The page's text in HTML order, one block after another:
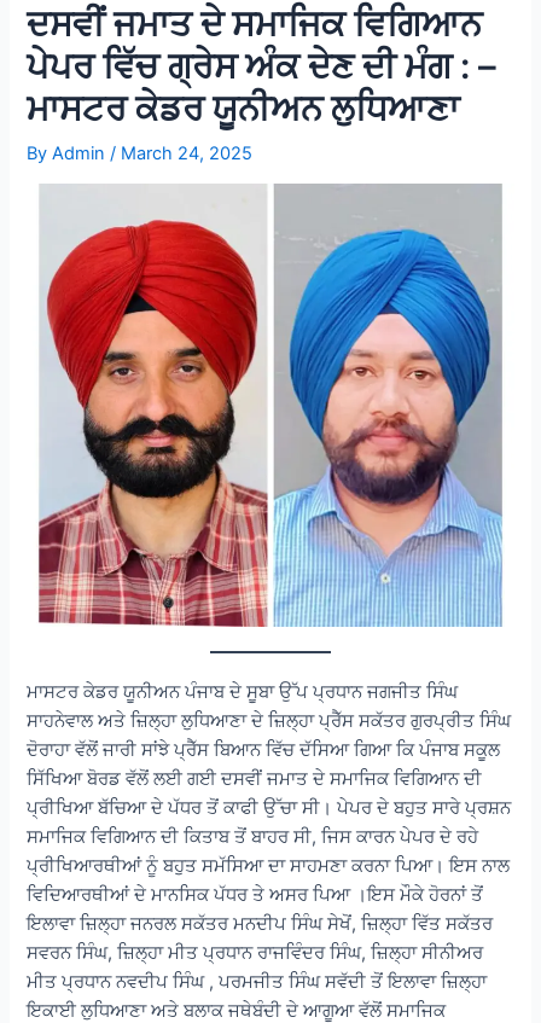
ਦਸਵੀਂ ਜਮਾਤ ਦੇ ਸਮਾਜਿਕ ਵਿਗਿਆਨ
ਪੇਪਰ ਵਿੱਚ ਗ੍ਰੇਸ ਅੰਕ ਦੇਣ ਦੀ ਮੰਗ : –
ਮਾਸਟਰ ਕੇਡਰ ਯੂਨੀਅਨ ਲੁਧਿਆਣਾ
ByAdmin/ March 24, 2025
ਮਾਸਟਰ ਕੇਡਰ ਯੂਨੀਅਨ ਪੰਜਾਬ ਦੇ ਸੂਬਾ ਉੱਪ ਪ੍ਰਧਾਨ ਜਗਜੀਤ ਸਿੰਘ
ਸਾਹਨੇਵਾਲ ਅਤੇ ਜ਼ਿਲ੍ਹਾ ਲੁਧਿਆਣਾ ਦੇ ਜ਼ਿਲ੍ਹਾ ਪ੍ਰੈੱਸ ਸਕੱਤਰ ਗੁਰਪ੍ਰੀਤ ਸਿੰਘ
ਦੋਰਾਹਾ ਵੱਲੋਂ ਜਾਰੀ ਸਾਂਝੇ ਪ੍ਰੈੱਸ ਬਿਆਨ ਵਿੱਚ ਦੱਸਿਆ ਗਿਆ ਕਿ ਪੰਜਾਬ ਸਕੂਲ
ਸਿੱਖਿਆ ਬੋਰਡ ਵੱਲੋਂ ਲਈ ਗਈ ਦਸਵੀਂ ਜਮਾਤ ਦੇ ਸਮਾਜਿਕ ਵਿਗਿਆਨ ਦੀ
ਪ੍ਰੀਖਿਆ ਬੱਚਿਆ ਦੇ ਪੱਧਰ ਤੋਂ ਕਾਫੀ ਉੱਚਾ ਸੀ। ਪੇਪਰ ਦੇ ਬਹੁਤ ਸਾਰੇ ਪ੍ਰਸ਼ਨ
ਸਮਾਜਿਕ ਵਿਗਿਆਨ ਦੀ ਕਿਤਾਬ ਤੋਂ ਬਾਹਰ ਸੀ, ਜਿਸ ਕਾਰਨ ਪੇਪਰ ਦੇ ਰਹੇ
ਪ੍ਰੀਖਿਆਰਥੀਆਂ ਨੂੰ ਬਹੁਤ ਸਮੱਸਿਆ ਦਾ ਸਾਹਮਣਾ ਕਰਨਾ ਪਿਆ। ਇਸ ਨਾਲ
ਵਿਦਿਆਰਥੀਆਂ ਦੇ ਮਾਨਸਿਕ ਪੱਧਰ ਤੇ ਅਸਰ ਪਿਆ ।ਇਸ ਮੌਕੇ ਹੋਰਨਾਂ ਤੋਂ
ਇਲਾਵਾ ਜ਼ਿਲ੍ਹਾ ਜਨਰਲ ਸਕੱਤਰ ਮਨਦੀਪ ਸਿੰਘ ਸੇਖੋਂ, ਜ਼ਿਲ੍ਹਾ ਵਿੱਤ ਸਕੱਤਰ
ਸਵਰਨ ਸਿੰਘ, ਜ਼ਿਲ੍ਹਾ ਮੀਤ ਪ੍ਰਧਾਨ ਰਾਜਵਿੰਦਰ ਸਿੰਘ, ਜ਼ਿਲ੍ਹਾ ਸੀਨੀਅਰ
ਮੀਤ ਪ੍ਰਧਾਨ ਨਵਦੀਪ ਸਿੰਘ , ਪਰਮਜੀਤ ਸਿੰਘ ਸਵੱਦੀ ਤੋਂ ਇਲਾਵਾ ਜ਼ਿਲ੍ਹਾ
ਇਕਾਈ ਲੁਧਿਆਣਾ ਅਤੇ ਬਲਾਕ ਜਥੇਬੰਦੀ ਦੇ ਆਗੂਆ ਵੱਲੋਂ ਸਮਾਜਿਕ